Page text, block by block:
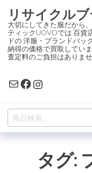
ン
テ
ン
ツ
プ
リサイクル
大切にしてきた服だから
ティックUOVOでは 百貨
ドの 洋服・ブランドバッ
納得の価格で買取してい
査定料のご負担はありま
MailFacebook
Instagram
検
索
タグ: